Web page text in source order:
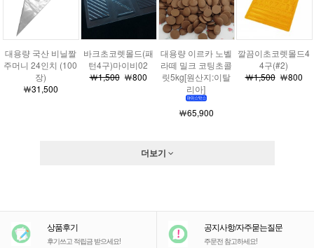
대용량 국산 비닐짤
주머니 24인치 (100
장)
￦31,500
바크초코렛몰드(패
턴4구)마이비02
￦1,500￦800
대용량 이르카 노벨
라떼 밀크 코팅초콜
릿5kg[원산지:이탈
리아]
￦65,900
깔끔이초코렛몰드4
4구(#2)
￦1,500￦800
더보기
상품후기
후기쓰고 적립금 받으세요!
공지사항/자주묻는질문
주문전 참고하세요!